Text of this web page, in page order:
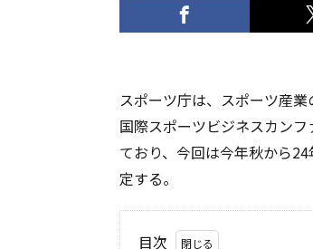
スポーツ庁は、スポーツ産
国際スポーツビジネスカン
ており、今回は今年秋から
定する。
目次